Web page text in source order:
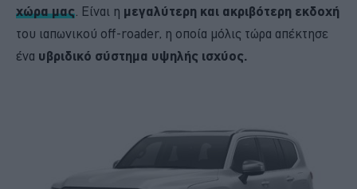
χώρα μας . Είναι η μεγαλύτερη και ακριβότερη εκδοχή
του ιαπωνικού off-roader, η οποία μόλις τώρα απέκτησε
ένα υβριδικό σύστημα υψηλής ισχύος.